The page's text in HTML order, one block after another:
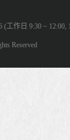
工作日 9:30 ~ 12:00,
Reserved